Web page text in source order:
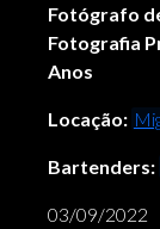
Fotógrafo
Fotografia
Anos
Locação:
Bartenders:
03/09/2022